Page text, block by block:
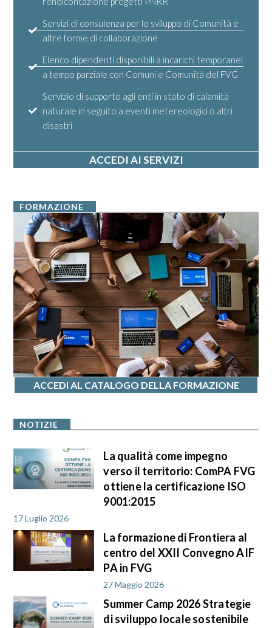
Servizi di consulenza per lo sviluppo di Comunità e
altre forme di collaborazione
Elenco dipendenti disponibili a incarichi temporanei
a tempo parziale con Comuni e Comunità del FVG
Servizio di supporto agli enti in stato di calamità
naturale in seguito a eventi metereologici o altri
disastri
ACCEDI AI SERVIZI
FORMAZIONE
ACCEDI AL CATALOGO DELLA FORMAZIONE
NOTIZIE
La qualità come impegno
verso il territorio: ComPA FVG
ottiene la certificazione ISO
9001:2015
17 Luglio 2026
La formazione di Frontiera al
centro del XXII Convegno AIF
PA in FVG
27 Maggio 2026
Summer Camp 2026 Strategie
di sviluppo locale sostenibile